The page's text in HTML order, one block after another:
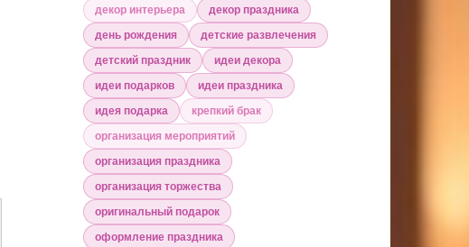
декор интерьера
декор праздника
день рождения
детские развлечения
детский праздник
идеи декора
идеи подарков
идеи праздника
идея подарка
крепкий брак
организация мероприятий
организация праздника
организация торжества
оригинальный подарок
оформление праздника